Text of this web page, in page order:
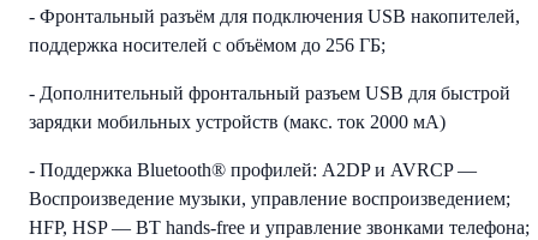
- Фронтальный разъём для подключения USB накопителей,
поддержка носителей с объёмом до 256 ГБ;
- Дополнительный фронтальный разъем USB для быстрой
зарядки мобильных устройств (макс. ток 2000 мА)
- Поддержка Bluetooth® профилей: A2DP и AVRCP —
Воспроизведение музыки, управление воспроизведением;
HFP, HSP — BT hands-free и управление звонками телефона;